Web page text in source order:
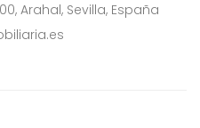
Arahal, Sevilla, España